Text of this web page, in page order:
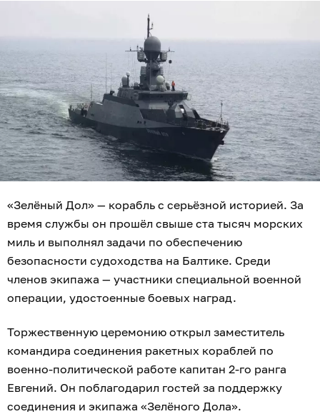
«Зелёный Дол» — корабль с серьёзной историей. За
время службы он прошёл свыше ста тысяч морских
миль и выполнял задачи по обеспечению
безопасности судоходства на Балтике. Среди
членов экипажа — участники специальной военной
операции, удостоенные боевых наград.
Торжественную церемонию открыл заместитель
командира соединения ракетных кораблей по
военно-политической работе капитан 2-го ранга
Евгений. Он поблагодарил гостей за поддержку
соединения и экипажа «Зелёного Дола».